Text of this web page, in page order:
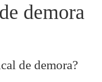
demora
de demora?